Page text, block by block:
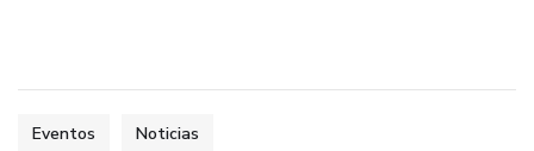
Eventos Noticias